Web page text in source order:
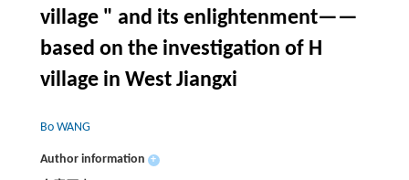
village " and its enlightenment——
based on the investigation of H
village in West Jiangxi
Bo WANG
Author information +